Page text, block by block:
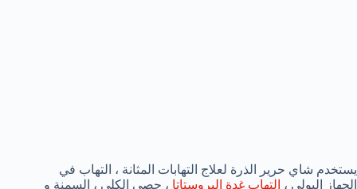
يستخدم شاي حرير الذرة لعلاج التهابات المثانة ، التهاب في
الجهاز البولي ، التهاب غدة البروستاتا ، حصى الكلى ، السمنة و